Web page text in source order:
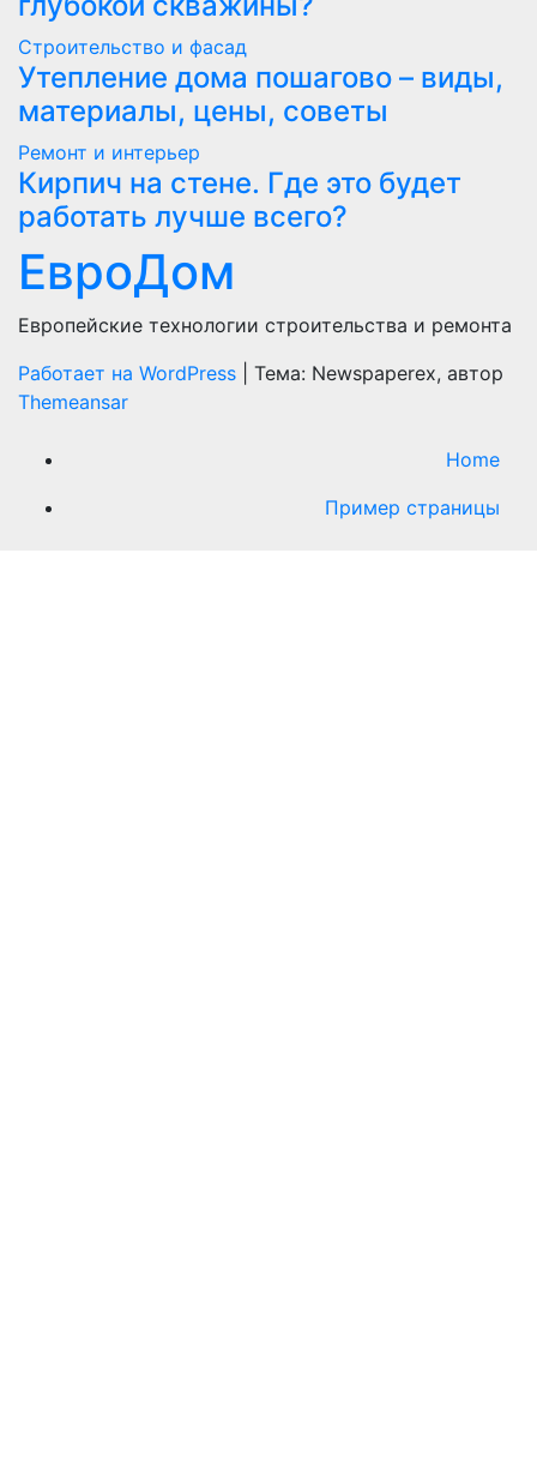
Строительство и фасад
Утепление дома пошагово – виды,
материалы, цены, советы
Ремонт и интерьер
Кирпич на стене. Где это будет
работать лучше всего?
ЕвроДом
Европейские технологии строительства и ремонта
Работает на WordPress
Тема: Newspaperex, автор
Themeansar
Home
Пример страницы